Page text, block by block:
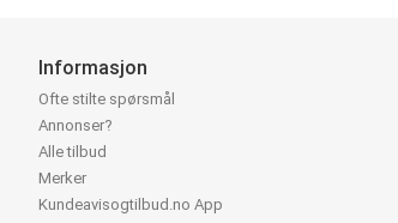
Informasjon
Ofte stilte spørsmål
Annonser?
Alle tilbud
Merker
Kundeavisogtilbud.no App